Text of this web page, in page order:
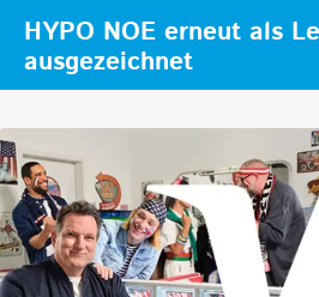
HYPO NOE erneut als
ausgezeichnet